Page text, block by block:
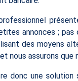
annonces ;
des moyens
nous assurons
donc une